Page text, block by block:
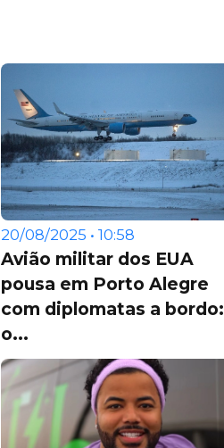
20/08/2025 • 10:58
Avião militar dos EUA
pousa em Porto Alegre
com diplomatas a bordo:
o...